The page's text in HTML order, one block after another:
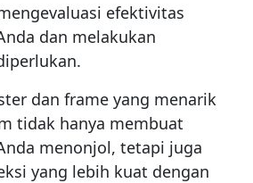
efektivitas
dan melakukan
dan frame yang menarik
tidak hanya membuat
menonjol, tetapi juga
yang lebih kuat dengan